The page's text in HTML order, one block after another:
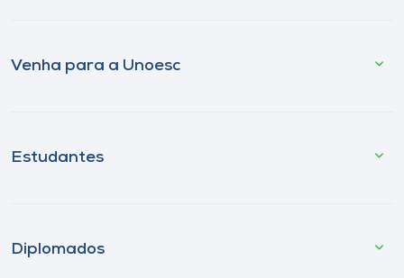
Venha para a Unoesc
Estudantes
Diplomados